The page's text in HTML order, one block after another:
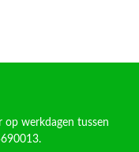
werkdagen tussen